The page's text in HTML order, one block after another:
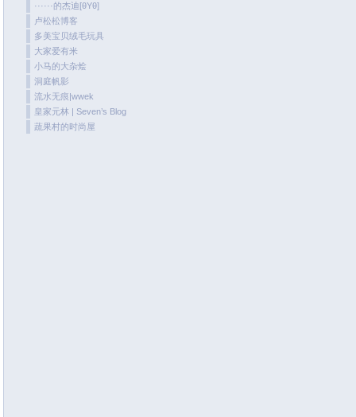
······的杰迪[θYθ]
卢松松博客
多美宝贝绒毛玩具
大家爱有米
小马的大杂烩
洞庭帆影
流水无痕|wwek
皇家元林 | Seven’s Blog
蔬果村的时尚屋